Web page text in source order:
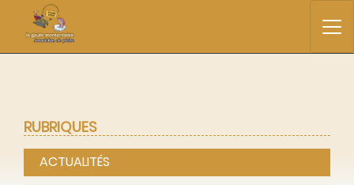
RUBRIQUES
ACTUALITÉS